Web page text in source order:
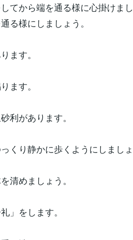
てから端を通る様に心掛けまし
る様にしましょう。
ます。
ます。
利があります。
くり静かに歩くようにしましょ
清めましょう。
」をします。